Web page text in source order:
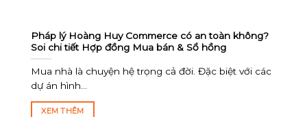
Pháp lý Hoàng Huy Commerce có an toàn không?
Soi chi tiết Hợp đồng Mua bán & Sổ hồng
Mua nhà là chuyện hệ trọng cả đời. Đặc biệt với các
dự án hình...
XEM THÊM